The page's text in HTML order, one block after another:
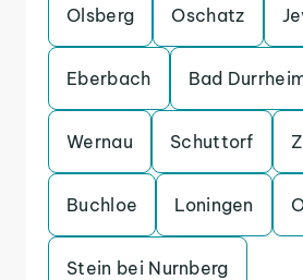
Olsberg Oschatz
Eberbach Bad
Wernau Schuttorf
Buchloe Loningen
Stein bei Nurnberg